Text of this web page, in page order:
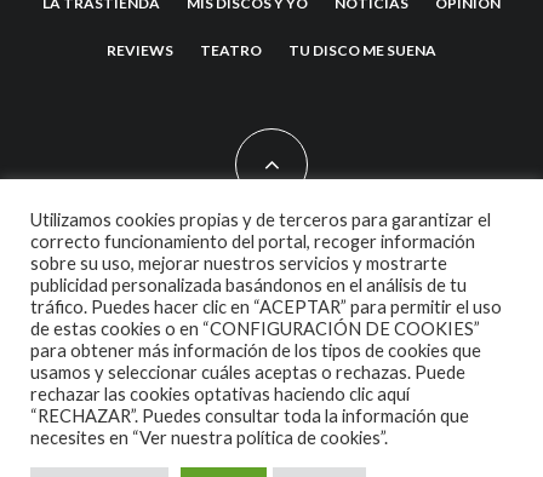
REVIEWS TEATRO TU DISCO ME SUENA
2007 COPYRIGHT -CODETIPITHEME
Utilizamos cookies propias y de terceros para garantizar el
correcto funcionamiento del portal, recoger información
sobre su uso, mejorar nuestros servicios y mostrarte
publicidad personalizada basándonos en el análisis de tu
tráfico. Puedes hacer clic en “ACEPTAR” para permitir el uso
de estas cookies o en “CONFIGURACIÓN DE COOKIES”
para obtener más información de los tipos de cookies que
usamos y seleccionar cuáles aceptas o rechazas. Puede
rechazar las cookies optativas haciendo clic aquí
“RECHAZAR”. Puedes consultar toda la información que
necesites en “Ver nuestra política de cookies”.